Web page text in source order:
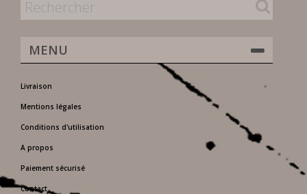
MENU
Livraison
Mentions légales
Conditions d'utilisation
A propos
Paiement sécurisé
Contact